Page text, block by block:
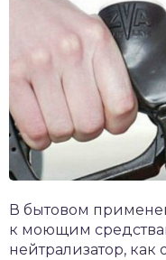
В бытовом
к моющим
нейтрализатор,